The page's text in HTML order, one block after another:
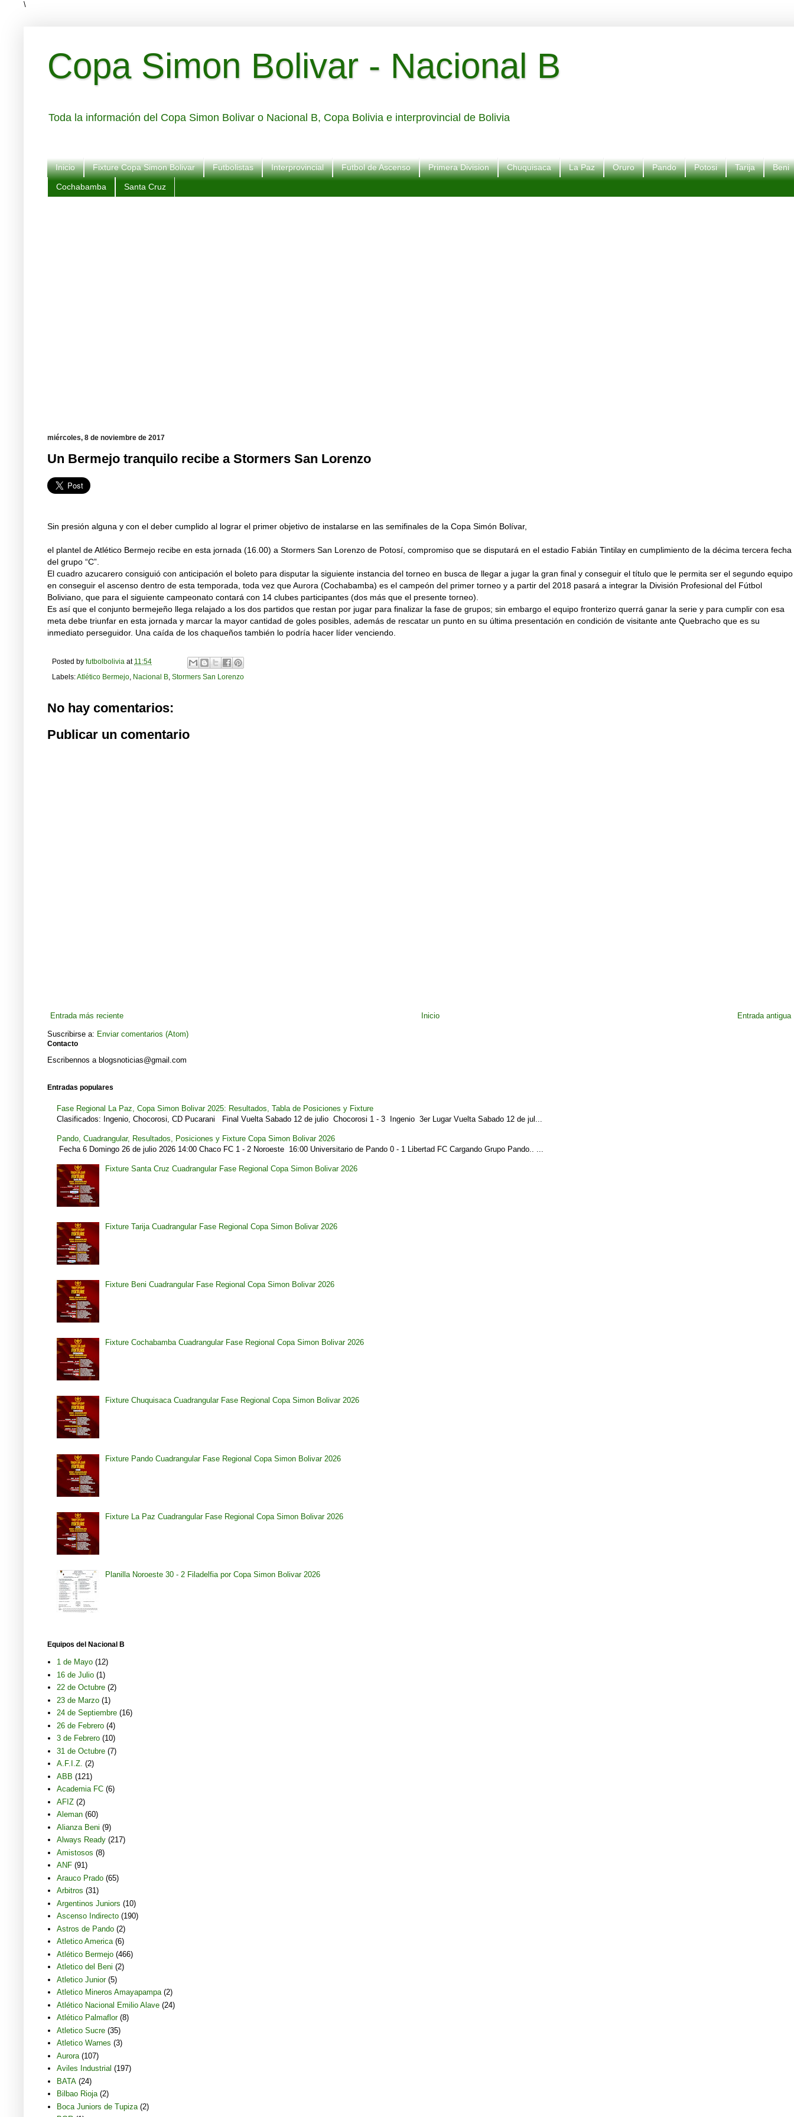
\
Copa Simon Bolivar - Nacional B
Toda la información del Copa Simon Bolivar o Nacional B, Copa Bolivia e interprovincial de Bolivia
Inicio Fixture Copa Simon Bolivar Futbolistas Interprovincial Futbol de Ascenso Primera Division Chuquisaca La Paz Oruro Pando Potosi Tarija Beni
Cochabamba Santa Cruz
miércoles, 8 de noviembre de 2017
Un Bermejo tranquilo recibe a Stormers San Lorenzo
Sin presión alguna y con el deber cumplido al lograr el primer objetivo de instalarse en las semifinales de la Copa Simón Bolívar,
el plantel de Atlético Bermejo recibe en esta jornada (16.00) a Stormers San Lorenzo de Potosí, compromiso que se disputará en el estadio Fabián Tintilay en cumplimiento de la décima tercera fecha
del grupo “C”.
El cuadro azucarero consiguió con anticipación el boleto para disputar la siguiente instancia del torneo en busca de llegar a jugar la gran final y conseguir el título que le permita ser el segundo equipo
en conseguir el ascenso dentro de esta temporada, toda vez que Aurora (Cochabamba) es el campeón del primer torneo y a partir del 2018 pasará a integrar la División Profesional del Fútbol
Boliviano, que para el siguiente campeonato contará con 14 clubes participantes (dos más que el presente torneo).
Es así que el conjunto bermejeño llega relajado a los dos partidos que restan por jugar para finalizar la fase de grupos; sin embargo el equipo fronterizo querrá ganar la serie y para cumplir con esa
meta debe triunfar en esta jornada y marcar la mayor cantidad de goles posibles, además de rescatar un punto en su última presentación en condición de visitante ante Quebracho que es su
inmediato perseguidor. Una caída de los chaqueños también lo podría hacer líder venciendo.
Posted by futbolbolivia at 11:54
Labels: Atlético Bermejo Nacional B Stormers San Lorenzo
No hay comentarios:
Publicar un comentario
Entrada más reciente Entrada antigua
Inicio
Suscribirse a: Enviar comentarios (Atom)
Contacto
Escribennos a blogsnoticias@gmail.com
Entradas populares
Fase Regional La Paz, Copa Simon Bolivar 2025: Resultados, Tabla de Posiciones y Fixture
Clasificados: Ingenio, Chocorosi, CD Pucarani Final Vuelta Sabado 12 de julio Chocorosi 1 - 3 Ingenio 3er Lugar Vuelta Sabado 12 de jul...
Pando, Cuadrangular, Resultados, Posiciones y Fixture Copa Simon Bolivar 2026
Fecha 6 Domingo 26 de julio 2026 14:00 Chaco FC 1 - 2 Noroeste 16:00 Universitario de Pando 0 - 1 Libertad FC Cargando Grupo Pando.. ...
Fixture Santa Cruz Cuadrangular Fase Regional Copa Simon Bolivar 2026
Fixture Tarija Cuadrangular Fase Regional Copa Simon Bolivar 2026
Fixture Beni Cuadrangular Fase Regional Copa Simon Bolivar 2026
Fixture Cochabamba Cuadrangular Fase Regional Copa Simon Bolivar 2026
Fixture Chuquisaca Cuadrangular Fase Regional Copa Simon Bolivar 2026
Fixture Pando Cuadrangular Fase Regional Copa Simon Bolivar 2026
Fixture La Paz Cuadrangular Fase Regional Copa Simon Bolivar 2026
Planilla Noroeste 30 - 2 Filadelfia por Copa Simon Bolivar 2026
Equipos del Nacional B
1 de Mayo (12)
16 de Julio (1)
22 de Octubre (2)
23 de Marzo (1)
24 de Septiembre (16)
26 de Febrero (4)
3 de Febrero (10)
31 de Octubre (7)
A.F.I.Z. (2)
ABB (121)
Academia FC (6)
AFIZ (2)
Aleman (60)
Alianza Beni (9)
Always Ready (217)
Amistosos (8)
ANF (91)
Arauco Prado (65)
Arbitros (31)
Argentinos Juniors (10)
Ascenso Indirecto (190)
Astros de Pando (2)
Atletico America (6)
Atlético Bermejo (466)
Atletico del Beni (2)
Atletico Junior (5)
Atletico Mineros Amayapampa (2)
Atlético Nacional Emilio Alave (24)
Atlético Palmaflor (8)
Atletico Sucre (35)
Atletico Warnes (3)
Aurora (107)
Aviles Industrial (197)
BATA (24)
Bilbao Rioja (2)
Boca Juniors de Tupiza (2)